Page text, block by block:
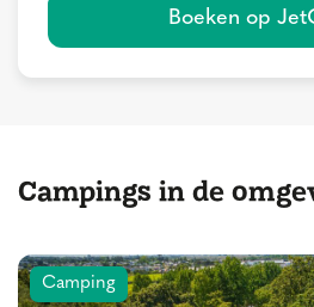
Boeken op
Campings in de
Camping